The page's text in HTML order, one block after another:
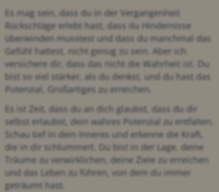
Es mag sein, dass du in der Vergangenheit
Rückschläge erlebt hast, dass du Hindernisse
überwinden musstest und dass du manchmal das
Gefühl hattest, nicht genug zu sein. Aber ich
versichere dir, dass das nicht die Wahrheit ist. Du
bist so viel stärker, als du denkst, und du hast das
Potenzial, Großartiges zu erreichen.
Es ist Zeit, dass du an dich glaubst, dass du dir
selbst erlaubst, dein wahres Potenzial zu entfalten.
Schau tief in dein Inneres und erkenne die Kraft,
die in dir schlummert. Du bist in der Lage, deine
Träume zu verwirklichen, deine Ziele zu erreichen
und das Leben zu führen, von dem du immer
geträumt hast.